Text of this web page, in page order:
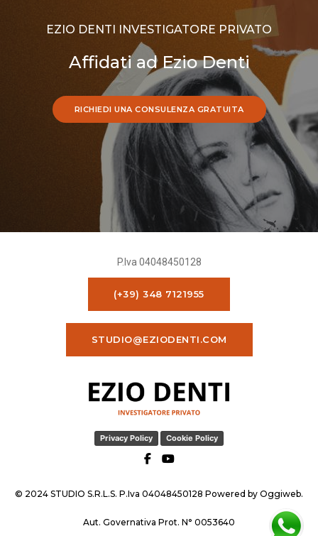
EZIO DENTI INVESTIGATORE PRIVATO
Affidati ad Ezio Denti
RICHIEDI UNA CONSULENZA GRATUITA
P.Iva 04048450128
(+39) 348 7121955
STUDIO@EZIODENTI.COM
Privacy Policy Cookie Policy
© 2024 STUDIO S.R.L.S. P.Iva 04048450128 Powered by Oggiweb.
Aut. Governativa Prot. N° 0053640